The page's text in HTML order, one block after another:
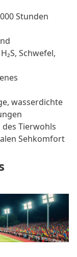
Stunden
Schwefel,
wasserdichte
Tierwohls
Sehkomfort